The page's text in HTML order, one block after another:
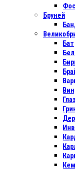
Бруней
Бат